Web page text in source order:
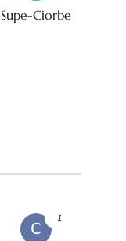
Supe-Ciorbe
C
1